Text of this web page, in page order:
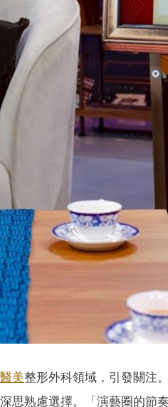
醫美整形外科領域，引發關注
思熟慮選擇。「演藝圈的節